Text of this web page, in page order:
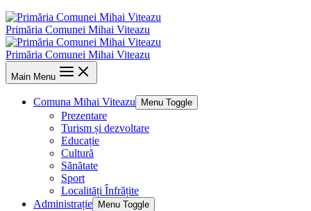
Primăria Comunei Mihai Viteazu
Primăria Comunei Mihai Viteazu
Main Menu
Comuna Mihai Viteazu Menu Toggle
Prezentare
Turism și dezvoltare
Educație
Cultură
Sănătate
Sport
Localități Înfrățite
Administrație
Menu Toggle